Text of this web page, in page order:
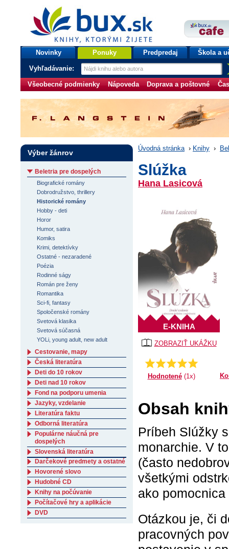
bux.sk
knihy, ktorými žijete
Úvodná stránka
Novinky Ponuky Predpredaj Škola a
Vyhľadávanie:
Všeobecné podmienky Nápoveda Doprava a poštovné
Úvodná stránka › Knihy ›
Slúžka
Hana Lasicová
ZOBRAZIŤ UKÁŽKU
E-KNIHA
Priemer:
5.0
Hodnotené(1x)
Obsah
Príbeh Slúžky
monarchie. V
(často
všetkými
ako
Otázkou je, či
pracovných
Výber žánrov
Beletria pre dospelých
Biografické romány
Dobrodružstvo, thrillery
Historické romány
Hobby - deti
Horor
Humor, satira
Komiks
Krimi, detektívky
Ostatné - nezaradené
Poézia
Rodinné ságy
Román pre ženy
Romantika
Sci-fi, fantasy
Spoločenské romány
Svetová klasika
Svetová súčasná
YOLi, young adult, new adult
Cestovanie, mapy
Česká literatúra
Deti do 10 rokov
Deti nad 10 rokov
Fond na podporu umenia
Jazyky, vzdelanie
Literatúra faktu
Odborná literatúra
Populárne náučná pre
dospelých
Slovenská literatúra
Darčekové predmety a ostatné
Hovorené slovo
Hudobné CD
Knihy na počúvanie
Počítačové hry a aplikácie
DVD